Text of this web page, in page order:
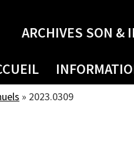
ARCHIVES SON &
» 2023.0309